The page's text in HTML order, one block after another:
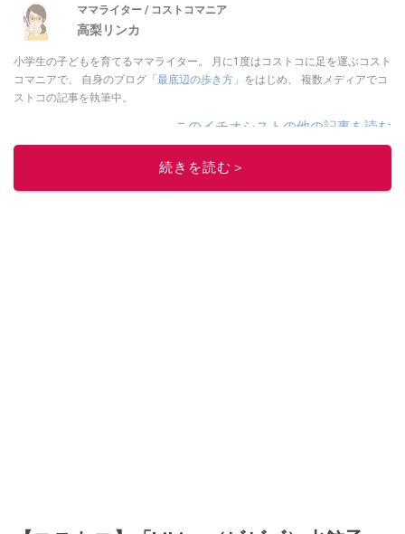
ママライター / コストコマニア
高梨リンカ
小学生の子どもを育てるママライター。 月に1度はコストコに足を運ぶコスト
コマニアで、 自身のブログ 「最底辺の歩き方」 をはじめ、 複数メディアでコ
ストコの記事を執筆中。
このイチオシストの他の記事を読む
続きを読む＞